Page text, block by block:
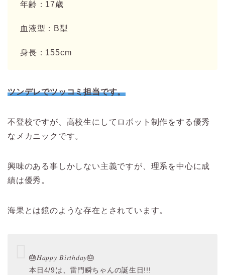
年齢：17歳
血液型：B型
身長：155cm
ツンデレでツッコミ担当です。
不登校ですが、高校生にしてロボット制作をする優秀
なメカニックです。
興味のある事しかしない主義ですが、理系を中心に成
績は優秀。
海果とは鏡のような存在とされています。
🎂𝐻𝑎𝑝𝑝𝑦 𝐵𝑖𝑟𝑡ℎ𝑑𝑎𝑦🎂
本日4/9は、雷門瞬ちゃんの誕生日!!!